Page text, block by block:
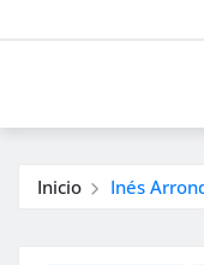
Inicio Inés